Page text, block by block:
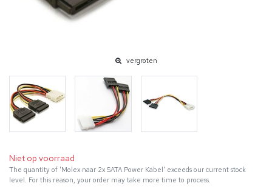
vergroten
Niet op voorraad
The quantity of 'Molex naar 2x SATA Power Kabel' exceeds our current stock
level. For this reason, your order may take more time to process.